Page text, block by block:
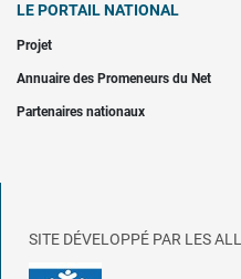
LE PORTAIL NATIONAL
Projet
Annuaire des Promeneurs du Net
Partenaires nationaux
SITE DÉVELOPPÉ PAR LES